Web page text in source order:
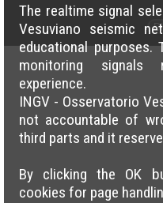
The realtime signal
Vesuviano seismic
educational
monitoring signals
experience.
INGV - Osservatorio
not accountable of
third parts and it
By clicking the OK
cookies for page